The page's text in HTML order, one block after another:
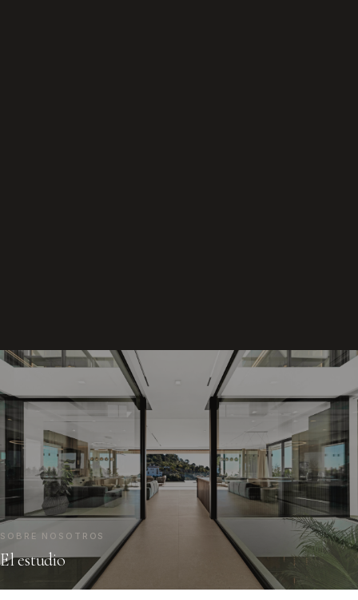
SOBRE NOSOTROS
El estudio